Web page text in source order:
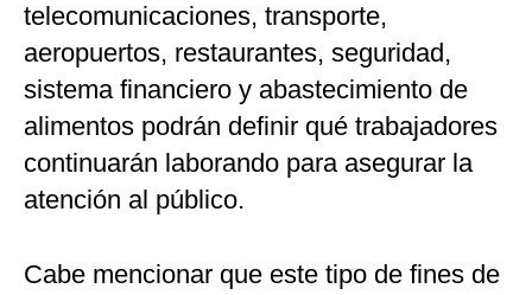
telecomunicaciones, transporte,
aeropuertos, restaurantes, seguridad,
sistema financiero y abastecimiento de
alimentos podrán definir qué trabajadores
continuarán laborando para asegurar la
atención al público.
Cabe mencionar que este tipo de fines de